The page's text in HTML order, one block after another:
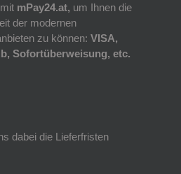
mPay24.at, um Ihnen die
der modernen
zu können: VISA,
Sofortüberweisung, etc.
dabei die Lieferfristen